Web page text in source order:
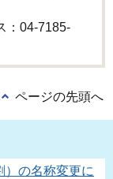
：04-7185-
ページの先頭へ
）の名称変更に